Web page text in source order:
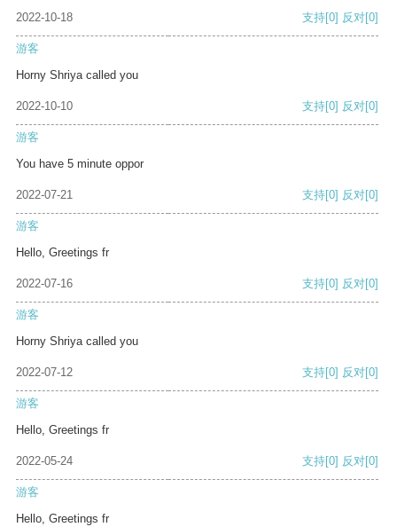
2022-10-18 支持[0] 反对[0]
游客
Horny Shriya called you
2022-10-10 支持[0] 反对[0]
游客
You have 5 minute oppor
2022-07-21 支持[0] 反对[0]
游客
Hello, Greetings fr
2022-07-16 支持[0] 反对[0]
游客
Horny Shriya called you
2022-07-12 支持[0] 反对[0]
游客
Hello, Greetings fr
2022-05-24 支持[0] 反对[0]
游客
Hello, Greetings fr